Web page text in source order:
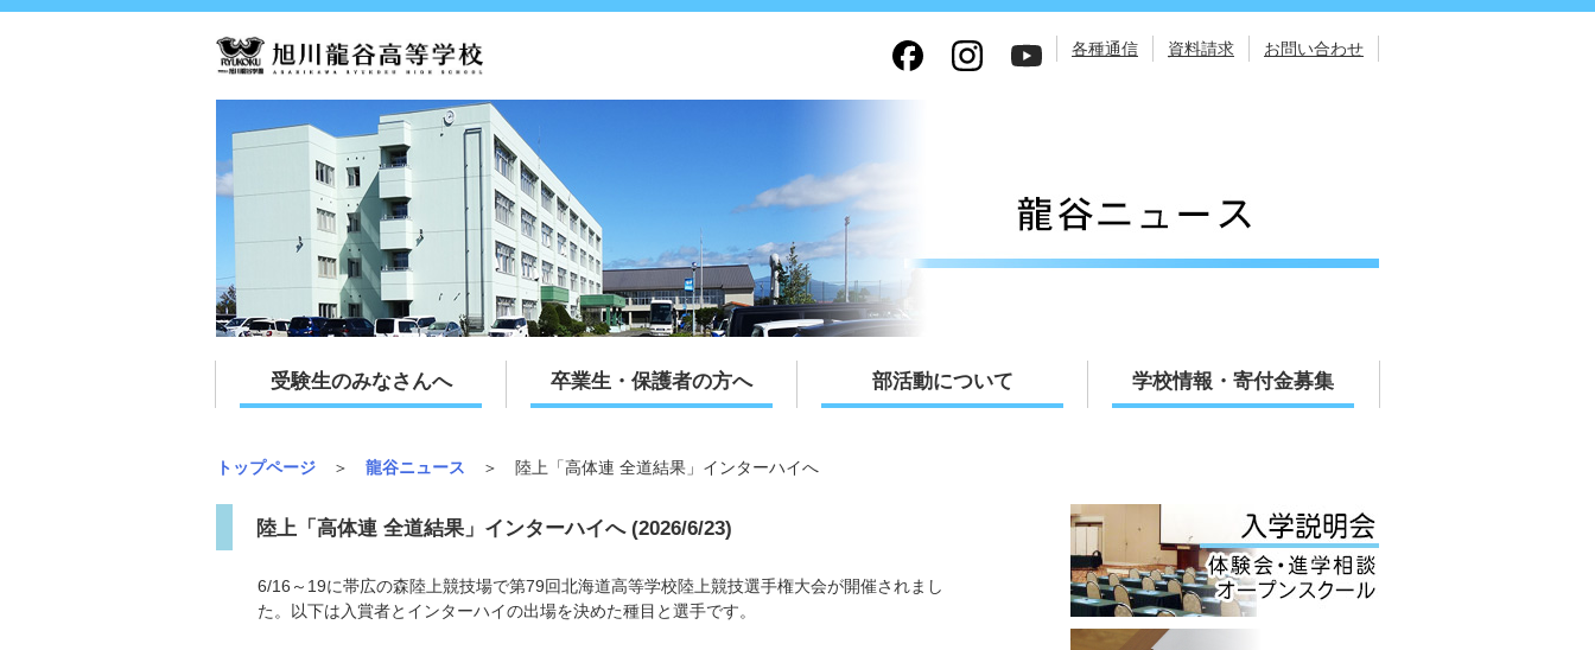
各種通信 資料請求 お問い合わせ
受験生のみなさんへ 卒業生・保護者の方へ 部活動について 学校情報・寄付金募集
トップページ ＞ 龍谷ニュース ＞ 陸上「高体連 全道結果」インターハイへ
陸上「高体連 全道結果」インターハイへ (2026/6/23)
6/16～19に帯広の森陸上競技場で第79回北海道高等学校陸上競技選手権大会が開催されまし
た。以下は入賞者とインターハイの出場を決めた種目と選手です。